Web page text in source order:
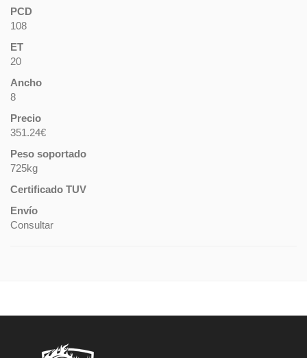
PCD
108
ET
20
Ancho
8
Precio
351.24€
Peso soportado
725kg
Certificado TUV
Envío
Consultar